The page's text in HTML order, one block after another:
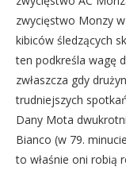
zwycięstwo Monzy
kibiców śledzących
ten podkreśla wagę
zwłaszcza gdy
trudniejszych
Dany Mota
Bianco (w 79.
to właśnie oni robią